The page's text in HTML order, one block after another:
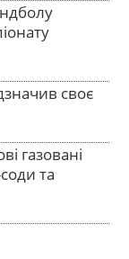
своє
газовані
та